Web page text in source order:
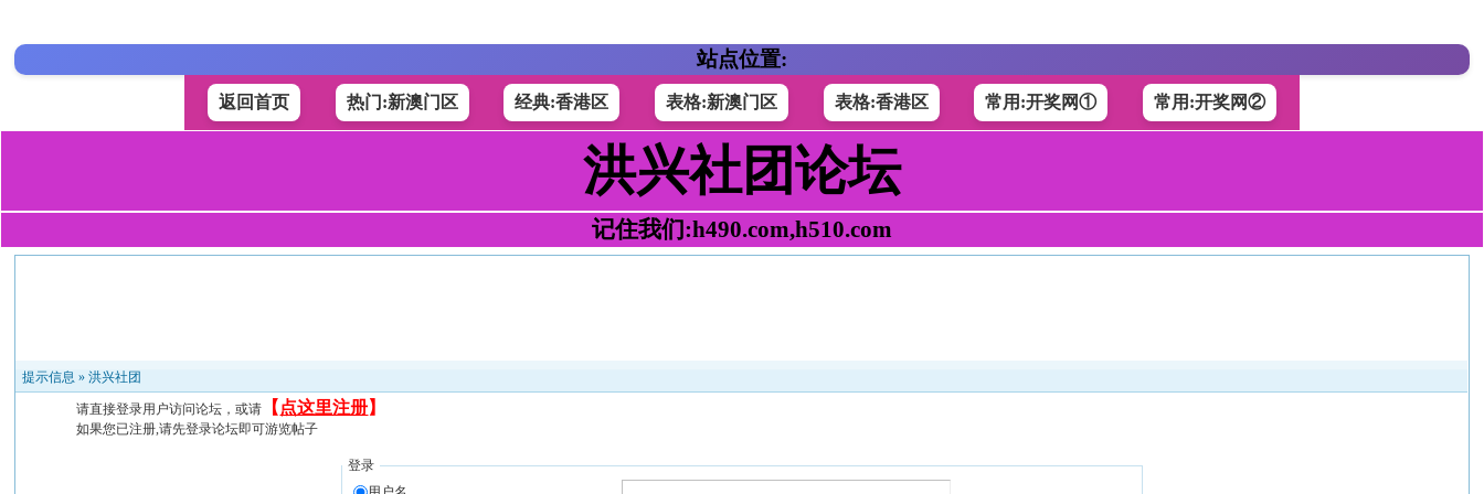
站点位置:
返回首页 热门:新澳门区 经典:香港区 表格:新澳门区 表格:香港区 常用:开奖网① 常用:开奖网②
洪兴社团论坛
记住我们:h490.com,h510.com
提示信息 »洪兴社团
请直接登录用户访问论坛，或请 【 点这里注册】
如果您已注册,请先登录论坛即可游览帖子
登录